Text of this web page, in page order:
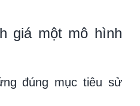
giá một mô hình
đúng mục tiêu sử